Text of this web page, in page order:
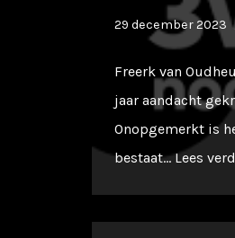
29 december 2023
Freerk van
jaar aandacht
Onopgemerkt is
bestaat…Lees